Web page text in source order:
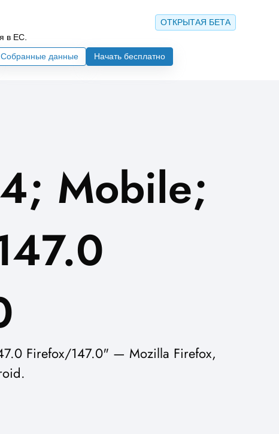
ОТКРЫТАЯ БЕТА
в ЕС.
Собранные данные Начать бесплатно
Mobile;
Firefox/147.0" — Mozilla Firefox,